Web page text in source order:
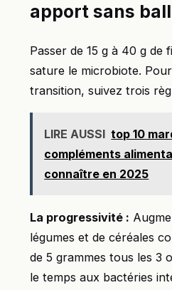
apport sans
Passer de 15 g à 40 g de
sature le microbiote.
transition, suivez trois
LIRE AUSSI top 10
compléments
connaître en 2025
La progressivité :
légumes et de céréales
de 5 grammes tous les 3
le temps aux bactéries